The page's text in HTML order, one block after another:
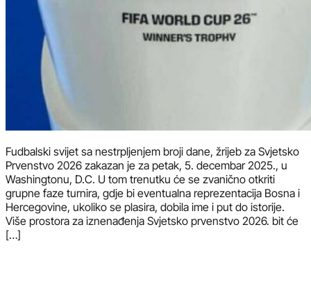
Fudbalski svijet sa nestrpljenjem broji dane, žrijeb za Svjetsko
Prvenstvo 2026 zakazan je za petak, 5. decembar 2025., u
Washingtonu, D.C. U tom trenutku će se zvanično otkriti
grupne faze turnira, gdje bi eventualna reprezentacija Bosna i
Hercegovine, ukoliko se plasira, dobila ime i put do istorije.
Više prostora za iznenađenja Svjetsko prvenstvo 2026. bit će
[…]